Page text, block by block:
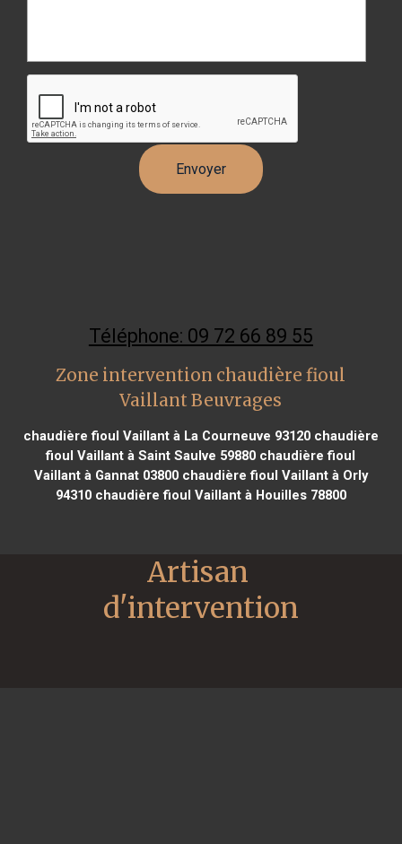
Téléphone: 09 72 66 89 55
Zone intervention chaudière fioul
Vaillant Beuvrages
chaudière fioul Vaillant à La Courneuve 93120chaudière
fioul Vaillant à Saint Saulve 59880 chaudière fioul
Vaillant à Gannat 03800chaudière fioul Vaillant à Orly
94310chaudière fioul Vaillant à Houilles 78800
Artisan
d'intervention